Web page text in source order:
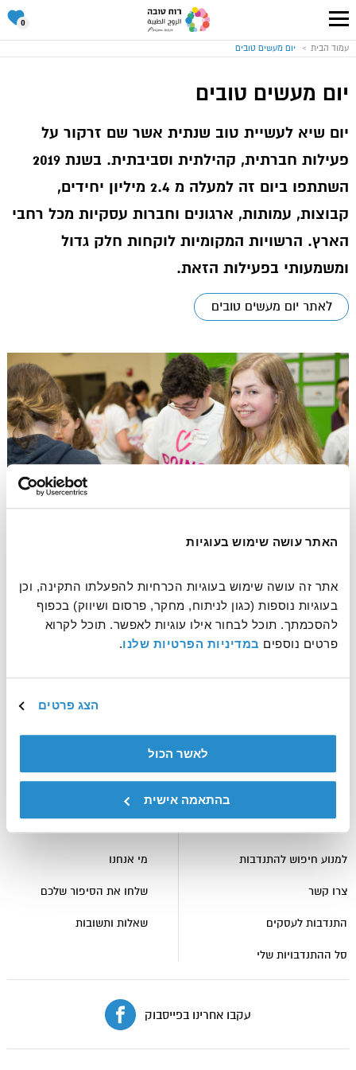
האתר עושה שימוש בעוגיות
פרטים נוספים במדיניות הפרטיות שלנו.
הצג פרטים
לאשר הכול
בהתאמה אישית
עבור
אתר
רוח
0
סל
שלי
עמוד הבית יום מעשים טובים
יום מעשים טובים
יום שיא לעשיית טוב שנתית אשר שם זרקור על
פעילות חברתית, קהילתית וסביבתית. בשנת 2019
השתתפו ביום זה למעלה מ 2.4 מיליון יחידים,
קבוצות, עמותות, ארגונים וחברות עסקיות מכל רחבי
הארץ. הרשויות המקומיות לוקחות חלק גדול
ומשמעותי בפעילות הזאת.
לאתר יום מעשים טובים
לאתר יום מעשים טובים
הבית
רוחלמציאת התנדבות
למנוע חיפוש להתנדבות
צרו קשר
התנדבות לעסקים
סל ההתנדבויות שלי
עוד ברוח טובה
מי אנחנו
שלחו את הסיפור שלכם
שאלות ותשובות
עקבו אחרינו בפייסבוק